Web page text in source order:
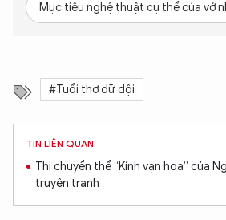
Mục tiêu nghệ thuật cụ thể của vở
#Tuổi thơ dữ dội
TIN LIÊN QUAN
Thi chuyển thể “Kính vạn hoa” của
truyện tranh